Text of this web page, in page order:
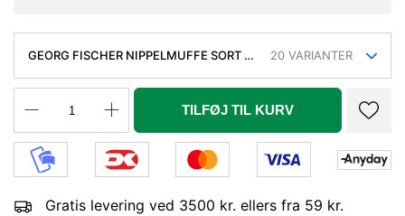
GEORG FISCHER NIPPELMUFFE SORT 3
20 VARIANTER
TILFØJ TIL KURV
Gratis levering ved 3500 kr. ellers fra 59 kr.